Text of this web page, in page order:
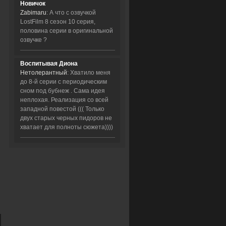
Новичок
Zabimaru: А что с озвучкой
LostFilm 8 сезон 10 серия,
половина серии в оригинальной
озвучке ?
Воспитывая Диона
Нетолерантный: Хватило меня
до 8-й серии с периодическим
сном под бубнеж . Сама идея
неплохая. Реализация со всей
западной повестой ((( Только
двух старых черных пидоров не
хватает для полноты сюжета))))